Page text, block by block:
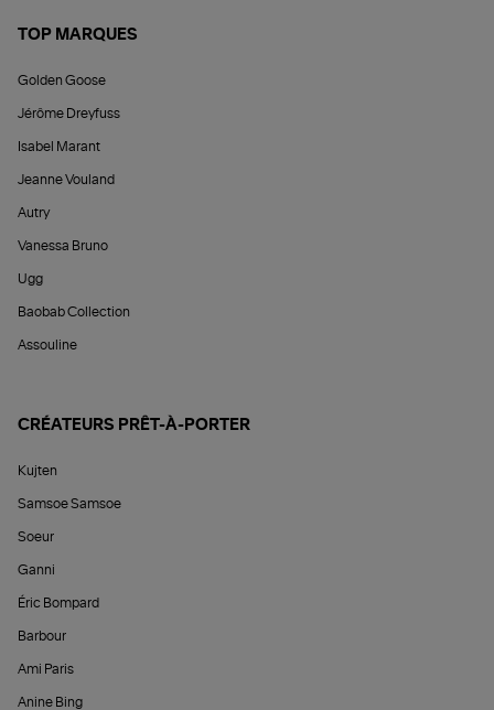
TOP MARQUES
Golden Goose
Jérôme Dreyfuss
Isabel Marant
Jeanne Vouland
Autry
Vanessa Bruno
Ugg
Baobab Collection
Assouline
CRÉATEURS PRÊT-À-PORTER
Kujten
Samsoe Samsoe
Soeur
Ganni
Éric Bompard
Barbour
Ami Paris
Anine Bing